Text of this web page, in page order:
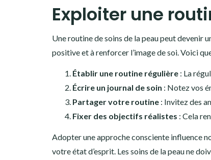
Exploiter une
Une routine de soins de la peau peut devenir
positive et à renforcer l’image de soi. Voici
Établir une routine régulière : La
Écrire un journal de soin : Notez vos
Partager votre routine : Invitez des
Fixer des objectifs réalistes : Cela
Adopter une approche consciente influence
votre état d’esprit. Les soins de la peau ne